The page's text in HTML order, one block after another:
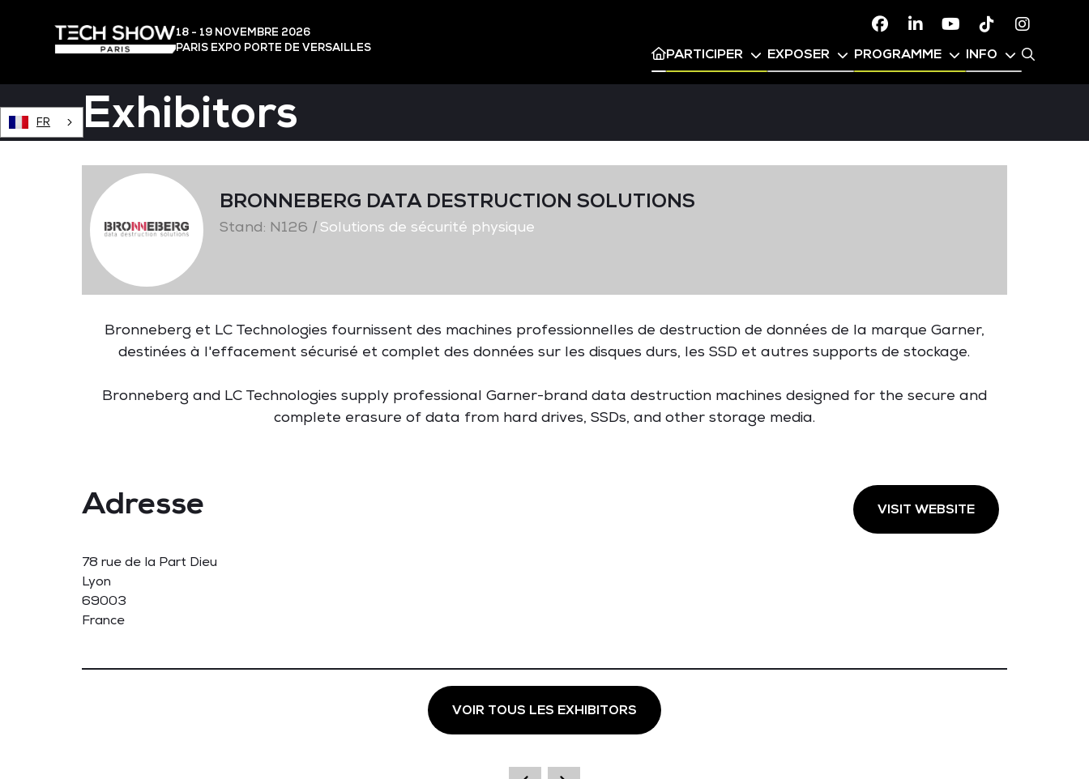
18 - 19 NOVEMBRE 2026
PARIS EXPO PORTE DE VERSAILLES
FacebookLinkedinYoutubeTikTok
PARTICIPER EXPOSER PROGRAMME INFO
FR Exhibitors
BRONNEBERG DATA DESTRUCTION SOLUTIONS
Stand: N126 |Solutions de sécurité physique
Bronneberg et LC Technologies fournissent des machines professionnelles de destruction de données de la marque Garner,
destinées à l'effacement sécurisé et complet des données sur les disques durs, les SSD et autres supports de stockage.
Bronneberg and LC Technologies supply professional Garner-brand data destruction machines designed for the secure and
complete erasure of data from hard drives, SSDs, and other storage media.
Adresse
78 rue de la Part Dieu
Lyon
69003
France
VISIT WEBSITE
VOIR TOUS LES EXHIBITORS